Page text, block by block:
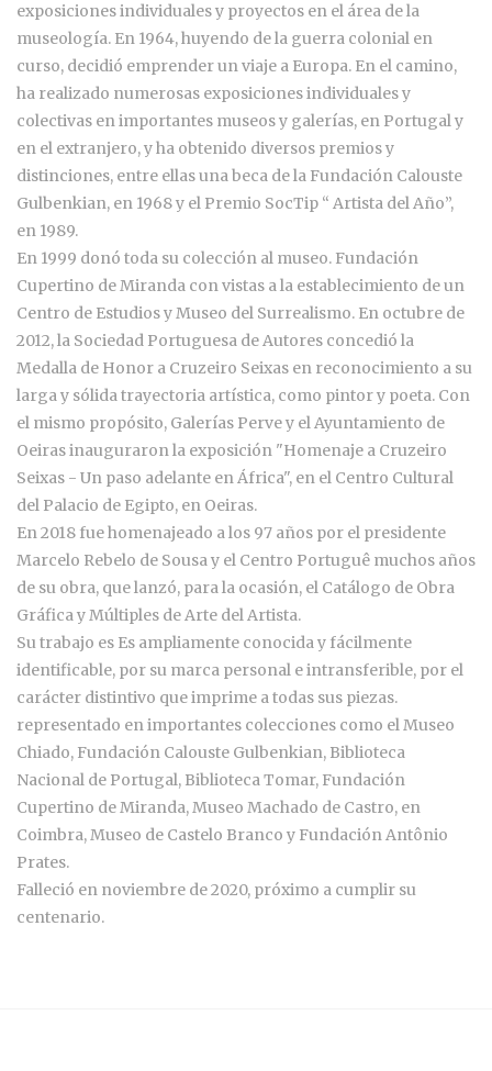
exposiciones individuales y proyectos en el área de la
museología. En 1964, huyendo de la guerra colonial en
curso, decidió emprender un viaje a Europa. En el camino,
ha realizado numerosas exposiciones individuales y
colectivas en importantes museos y galerías, en Portugal y
en el extranjero, y ha obtenido diversos premios y
distinciones, entre ellas una beca de la Fundación Calouste
Gulbenkian, en 1968 y el Premio SocTip “ Artista del Año”,
en 1989.
En 1999 donó toda su colección al museo. Fundación
Cupertino de Miranda con vistas a la establecimiento de un
Centro de Estudios y Museo del Surrealismo. En octubre de
2012, la Sociedad Portuguesa de Autores concedió la
Medalla de Honor a Cruzeiro Seixas en reconocimiento a su
larga y sólida trayectoria artística, como pintor y poeta. Con
el mismo propósito, Galerías Perve y el Ayuntamiento de
Oeiras inauguraron la exposición "Homenaje a Cruzeiro
Seixas - Un paso adelante en África", en el Centro Cultural
del Palacio de Egipto, en Oeiras.
En 2018 fue homenajeado a los 97 años por el presidente
Marcelo Rebelo de Sousa y el Centro Portuguê muchos años
de su obra, que lanzó, para la ocasión, el Catálogo de Obra
Gráfica y Múltiples de Arte del Artista.
Su trabajo es Es ampliamente conocida y fácilmente
identificable, por su marca personal e intransferible, por el
carácter distintivo que imprime a todas sus piezas.
representado en importantes colecciones como el Museo
Chiado, Fundación Calouste Gulbenkian, Biblioteca
Nacional de Portugal, Biblioteca Tomar, Fundación
Cupertino de Miranda, Museo Machado de Castro, en
Coimbra, Museo de Castelo Branco y Fundación Antônio
Prates.
Falleció en noviembre de 2020, próximo a cumplir su
centenario.